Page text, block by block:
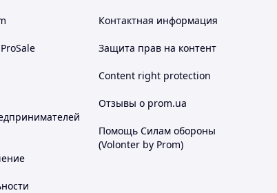
Контактная информация
Защита прав на контент
Content right protection
Отзывы о prom.ua
Помощь Силам обороны
(Volonter by Prom)